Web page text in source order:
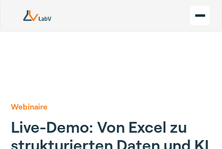
Webinaire
Live-Demo: Von Excel zu